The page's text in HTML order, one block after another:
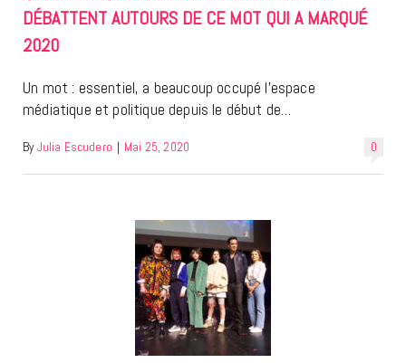
DÉBATTENT AUTOURS DE CE MOT QUI A MARQUÉ
2020
Un mot : essentiel, a beaucoup occupé l’espace
médiatique et politique depuis le début de…
0
By Julia Escudero | Mai 25, 2020